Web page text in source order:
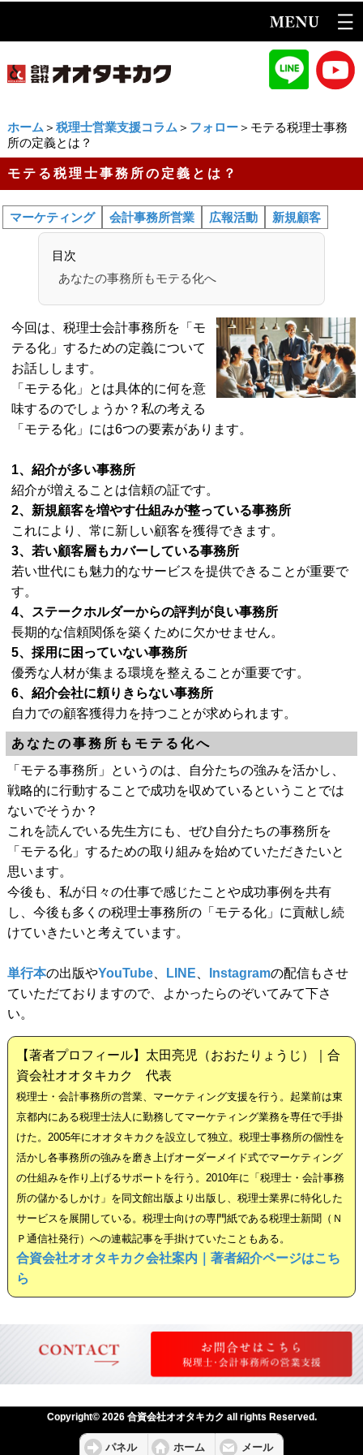
ホーム ＞ 税理士営業支援コラム ＞ フォロー＞モテる税理士事務
所の定義とは？
モテる税理士事務所の定義とは？
マーケティング 会計事務所営業 広報活動 新規顧客
目次
あなたの事務所もモテる化へ
今回は、税理士会計事務所を「モ
テる化」するための定義について
お話しします。
「モテる化」とは具体的に何を意
味するのでしょうか？私の考える
「モテる化」には6つの要素があります。
1、紹介が多い事務所
紹介が増えることは信頼の証です。
2、新規顧客を増やす仕組みが整っている事務所
これにより、常に新しい顧客を獲得できます。
3、若い顧客層もカバーしている事務所
若い世代にも魅力的なサービスを提供できることが重要で
す。
4、ステークホルダーからの評判が良い事務所
長期的な信頼関係を築くために欠かせません。
5、採用に困っていない事務所
優秀な人材が集まる環境を整えることが重要です。
6、紹介会社に頼りきらない事務所
自力での顧客獲得力を持つことが求められます。
あなたの事務所もモテる化へ
「モテる事務所」というのは、自分たちの強みを活かし、
戦略的に行動することで成功を収めているということでは
ないでそうか？
これを読んでいる先生方にも、ぜひ自分たちの事務所を
「モテる化」するための取り組みを始めていただきたいと
思います。
今後も、私が日々の仕事で感じたことや成功事例を共有
し、今後も多くの税理士事務所の「モテる化」に貢献し続
けていきたいと考えています。
単行本の出版やYouTube、 LINE Instagramの配信もさせ
ていただておりますので、よかったらのぞいてみて下さ
い。
【著者プロフィール】太田亮児（おおたりょうじ）｜合
資会社オオタキカク 代表
税理士・会計事務所の営業、マーケティング支援を行う。起業前は東
京都内にある税理士法人に勤務してマーケティング業務を専任で手掛
けた。2005年にオオタキカクを設立して独立。税理士事務所の個性を
活かし各事務所の強みを磨き上げオーダーメイド式でマーケティング
の仕組みを作り上げるサポートを行う。2010年に「税理士・会計事務
所の儲かるしかけ」を同文館出版より出版し、税理士業界に特化した
サービスを展開している。税理士向けの専門紙である税理士新聞（Ｎ
Ｐ通信社発行）への連載記事を手掛けていたこともある。
合資会社オオタキカク会社案内｜著者紹介ページはこち
ら
Copyright© 2026 合資会社オオタキカク all rights Reserved.
パネル ホーム メール